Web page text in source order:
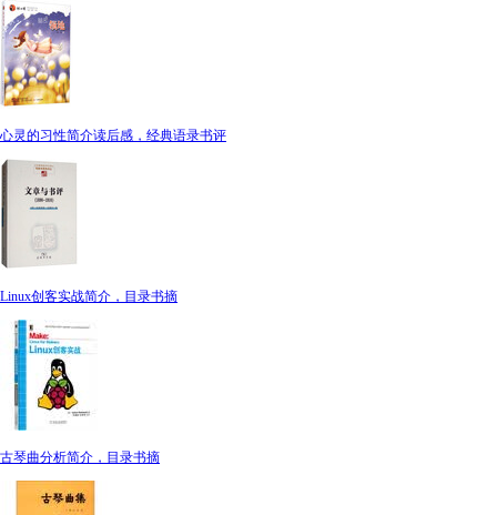
心灵的习性简介读后感，经典语录书评
Linux创客实战简介，目录书摘
古琴曲分析简介，目录书摘